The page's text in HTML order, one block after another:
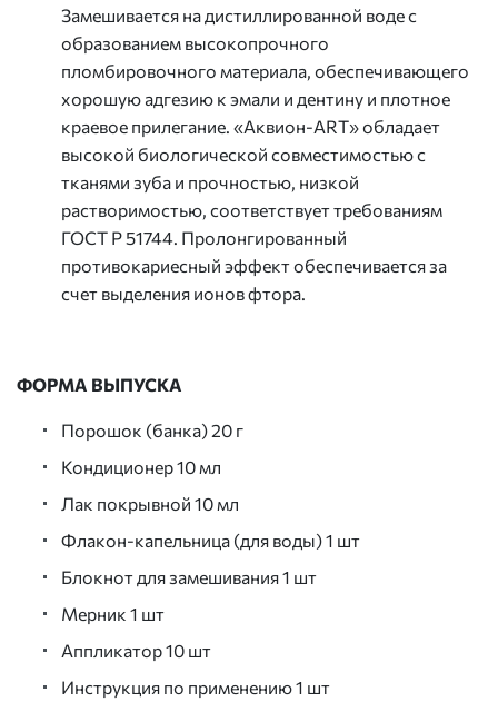
Замешивается на дистиллированной воде с
образованием высокопрочного
пломбировочного материала, обеспечивающего
хорошую адгезию к эмали и дентину и плотное
краевое прилегание. «Аквион-ART» обладает
высокой биологической совместимостью с
тканями зуба и прочностью, низкой
растворимостью, соответствует требованиям
ГОСТ Р 51744. Пролонгированный
противокариесный эффект обеспечивается за
счет выделения ионов фтора.
ФОРМА ВЫПУСКА
Порошок (банка) 20 г
Кондиционер 10 мл
Лак покрывной 10 мл
Флакон-капельница (для воды) 1 шт
Блокнот для замешивания 1 шт
Мерник 1 шт
Аппликатор 10 шт
Инструкция по применению 1 шт